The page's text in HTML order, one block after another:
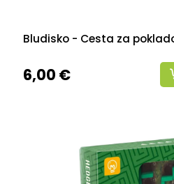
Bludisko - Cesta za
6,00 €